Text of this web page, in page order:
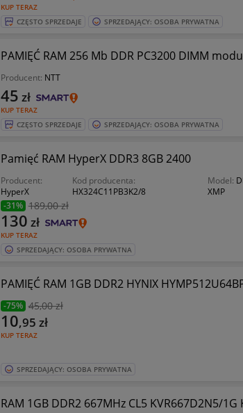
KUP TERAZ
CZĘSTO SPRZEDAJE SPRZEDAJĄCY: OSOBA PRYWATNA
PAMIĘĆ RAM 256 Mb DDR PC3200 DIMM
Producent: NTT
KUP TERAZ
45 zł
CZĘSTO SPRZEDAJE SPRZEDAJĄCY: OSOBA PRYWATNA
Pamięć RAM HyperX DDR3 8GB 2400
Producent:
HyperX
Kod producenta:
HX324C11PB3K2/8
Model:
XMP
-31% 189,00 zł
KUP TERAZ
130 zł
SPRZEDAJĄCY: OSOBA PRYWATNA
-75% 45,00 zł
KUP TERAZ
10,95 zł
SPRZEDAJĄCY: OSOBA PRYWATNA
RAM 1GB DDR2 667MHz CL5 KVR667D2N5/1G